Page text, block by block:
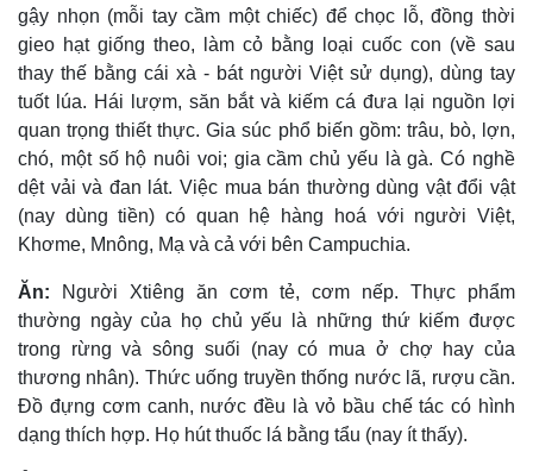
gậy nhọn (mỗi tay cầm một chiếc) để chọc lỗ, đồng thời
gieo hạt giống theo, làm cỏ bằng loại cuốc con (về sau
thay thế bằng cái xà - bát người Việt sử dụng), dùng tay
tuốt lúa. Hái lượm, săn bắt và kiếm cá đưa lại nguồn lợi
quan trọng thiết thực. Gia súc phổ biến gồm: trâu, bò, lợn,
chó, một số hộ nuôi voi; gia cầm chủ yếu là gà. Có nghề
dệt vải và đan lát. Việc mua bán thường dùng vật đổi vật
(nay dùng tiền) có quan hệ hàng hoá với người Việt,
Khơme, Mnông, Mạ và cả với bên Campuchia.
Ăn:
Người Xtiêng ăn cơm tẻ, cơm nếp. Thực phẩm
thường ngày của họ chủ yếu là những thứ kiếm được
trong rừng và sông suối (nay có mua ở chợ hay của
thương nhân). Thức uống truyền thống nước lã, rượu cần.
Ðồ đựng cơm canh, nước đều là vỏ bầu chế tác có hình
dạng thích hợp. Họ hút thuốc lá bằng tẩu (nay ít thấy).